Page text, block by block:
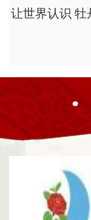
让世界认识 牡